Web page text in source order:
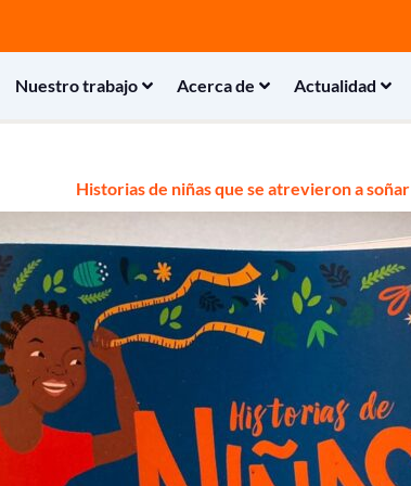
Nuestro trabajo Acerca de Actualidad
Historias de niñas que se atrevieron a soñar